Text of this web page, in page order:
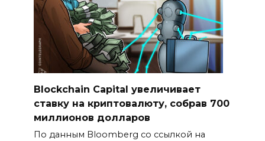
Blockchain Capital увеличивает
ставку на криптовалюту, собрав 700
миллионов долларов
По данным Bloomberg со ссылкой на